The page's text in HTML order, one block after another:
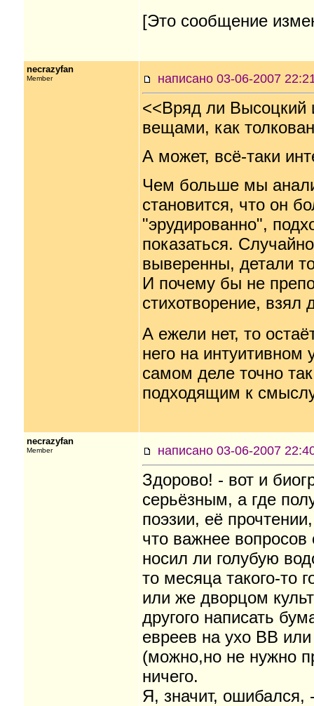
[Это сообщение
necrazyfan
Member написано 03-06-2007
<<Вряд ли Высоцкий
вещами, как
А может, всё-таки
Чем больше мы
становится, что он
"эрудированно",
показаться.
выверенны, детали
И почему бы не
стихотворение, взял
А ежели нет, то
него на
самом деле точно
подходящим к
necrazyfan
Member написано 03-06-2007
Здорово! - вот и
серьёзным, а где
поэзии, её
что важнее
носил ли голубую
то месяца такого-то
или же дворцом
другого написать
евреев на ухо ВВ
(можно,но не нужно
ничего.
Я, значит, ошибался,